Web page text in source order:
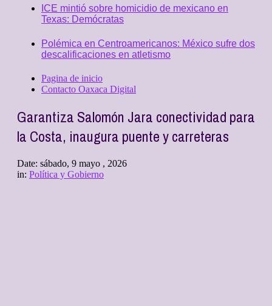
ICE mintió sobre homicidio de mexicano en
Texas: Demócratas
Polémica en Centroamericanos: México sufre dos
descalificaciones en atletismo
Pagina de inicio
Contacto Oaxaca Digital
Garantiza Salomón Jara conectividad para
la Costa, inaugura puente y carreteras
Date: sábado, 9 mayo , 2026
in: Política y Gobierno